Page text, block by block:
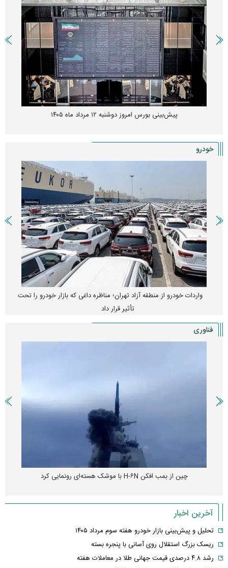
پیش‌بینی بورس امروز دوشنبه ۱۲ مرداد ماه ۱۴۰۵
خودرو
واردات خودرو از منطقه آزاد تهران؛ مناظره داغی که بازار خودرو را تحت
تأثیر قرار داد
فناوری
چین از بمب افکن H-۶N با موشک هسته‌ای رونمایی کرد
آخرین اخبار
تحلیل و پیش‌بینی بازار خودرو هفته سوم مرداد ۱۴۰۵
ریسک بزرگ استقلال روی آسانی با پنجره بسته
رشد ۴.۸ درصدی قیمت جهانی طلا در معاملات هفته